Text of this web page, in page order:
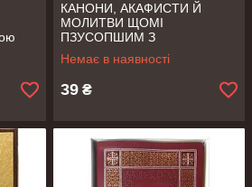
КАНОНИ, АКАФИСТИ Й
МОЛИТВИ ЩОМІ
ПЗУСОПШИМ З
НАСТАВЛЕННЯМИ
Немає в наявності
39 ₴